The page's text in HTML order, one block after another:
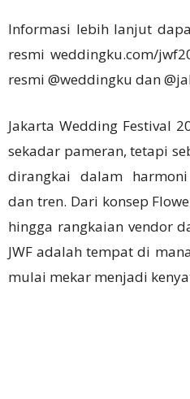
Informasi lebih lanjut
resmi weddingku.com/
resmi @weddingku dan
Jakarta Wedding Festival
sekadar pameran, tetapi
dirangkai dalam
dan tren. Dari konsep
hingga rangkaian vendor
JWF adalah tempat di
mulai mekar menjadi